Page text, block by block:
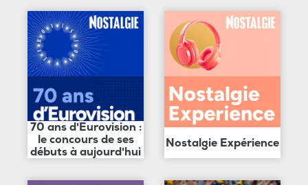
70 ans d'Eurovision :
le concours de ses
débuts à aujourd'hui
Nostalgie Expérience